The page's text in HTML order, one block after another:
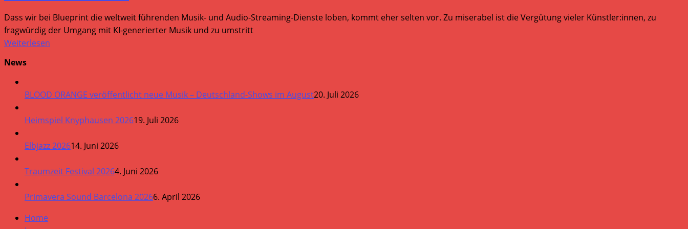
Dass wir bei Blueprint die weltweit führenden Musik- und Audio-Streaming-Dienste loben, kommt eher selten vor. Zu miserabel ist die Vergütung vieler Künstler:innen, zu
fragwürdig der Umgang mit KI-generierter Musik und zu umstritt
Weiterlesen
News
BLOOD ORANGE veröffentlicht neue Musik – Deutschland-Shows im August20. Juli 2026
Heimspiel Knyphausen 202619. Juli 2026
Elbjazz 202614. Juni 2026
Traumzeit Festival 20264. Juni 2026
Primavera Sound Barcelona 20266. April 2026
Home